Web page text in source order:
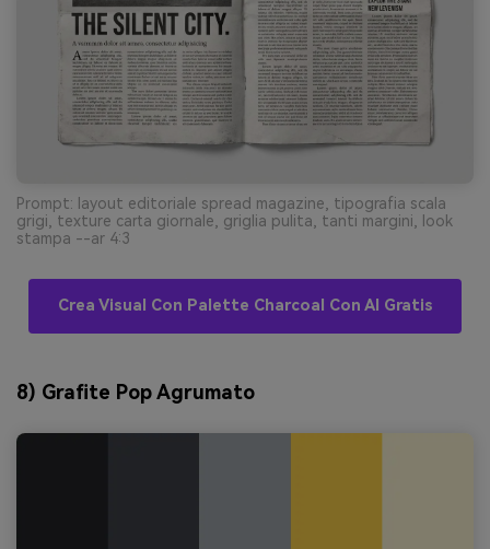
Prompt: layout editoriale spread magazine, tipografia scala
grigi, texture carta giornale, griglia pulita, tanti margini, look
stampa --ar 4:3
Crea Visual Con Palette Charcoal Con AI Gratis
8) Grafite Pop Agrumato